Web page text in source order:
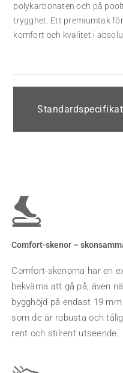
polykarbonaten och på
trygghet. Ett premiumtak
komfort och kvalitet i
Comfort-skenor –
Comfort-skenorna har en
bekväma att gå på, även
bygghöjd på endast 19
som de är robusta och
rent och stilrent utseende.